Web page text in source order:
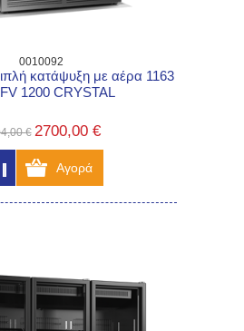
0010092
κατάψυξη με αέρα 1163
1200 CRYSTAL
€ 2700,00 €